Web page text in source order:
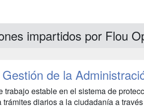
impartidos por Flou
de la
trabajo estable en el sistema de
diarios a la ciudadanía a